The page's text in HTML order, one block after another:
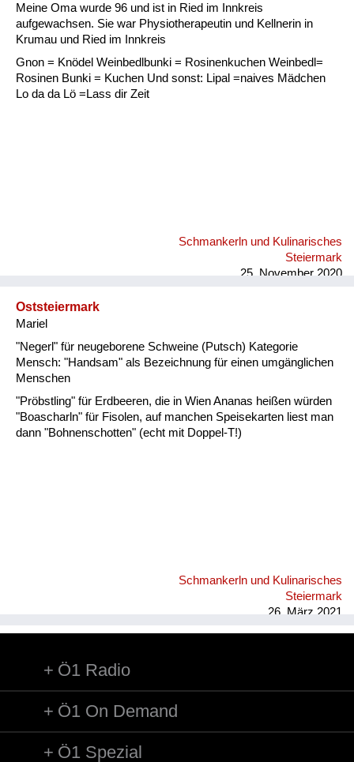
Natur und Landwirtschaft
Fluchen und Reden
Mensch, Tier und Alltag
Meine Oma wurde 96 und ist in Ried im Innkreis
aufgewachsen. Sie war Physiotherapeutin und Kellnerin in
Krumau und Ried im Innkreis
Gnon = Knödel Weinbedlbunki = Rosinenkuchen Weinbedl=
Rosinen Bunki = Kuchen Und sonst: Lipal =naives Mädchen
Lo da da Lö =Lass dir Zeit
Schmankerln und Kulinarisches
Steiermark
25. November 2020
Oststeiermark
Mariel
"Negerl" für neugeborene Schweine (Putsch) Kategorie
Mensch: "Handsam" als Bezeichnung für einen umgänglichen
Menschen
"Pröbstling" für Erdbeeren, die in Wien Ananas heißen würden
"Boascharln" für Fisolen, auf manchen Speisekarten liest man
dann "Bohnenschotten" (echt mit Doppel-T!)
Schmankerln und Kulinarisches
Steiermark
26. März 2021
Ö1 Radio
Ö1 On Demand
Ö1 Spezial